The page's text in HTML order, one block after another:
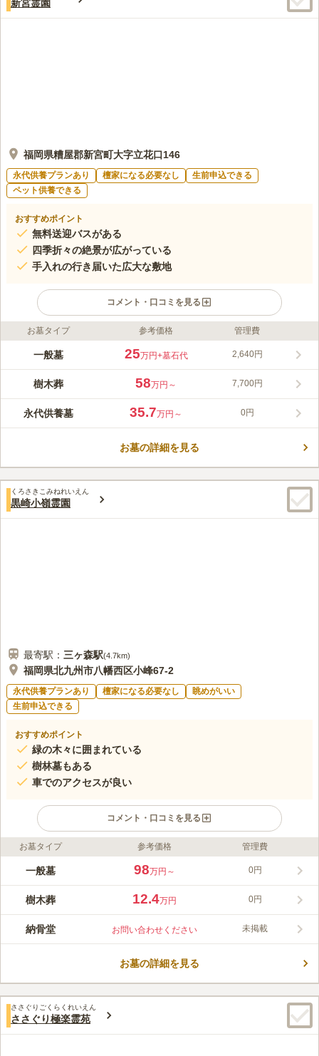
新宮霊園
福岡県糟屋郡新宮町大字立花口146
永代供養プランあり 檀家になる必要なし
生前申込できる
ペット供養できる
おすすめポイント
無料送迎バスがある
四季折々の絶景が広がっている
手入れの行き届いた広大な敷地
コメント・口コミを見る
ライフドット編集部のコメント
新宮霊園は、格調とやすらぎの公園墓地で「永遠のふるさと」と
があります。予算やデザイン・ニーズに合わせて自由に選択でき
るのが嬉しいポイントです。また、墓地使用料＋墓石一式などの
な場所にあるので、お墓から足が遠のいてしまう心配もありませ
ん。
霊園に行く前に、花などは別のところで買いそろえてくるので霊
園の近くにどんな施設があるのかは知る必要もなく知らない。
口コミの続きを読む
お墓タイプ 参考価格 管理費
一般墓 25万円+墓石代 2,640円
樹木葬 58万円～ 7,700円
永代供養墓 35.7万円～ 0円
お墓の詳細を見る
くろさきこみねれいえん
黒崎小嶺霊園
最寄駅： 三ヶ森駅(4.7km)
福岡県北九州市八幡西区小峰67-2
永代供養プランあり 檀家になる必要なし
眺めがいい
生前申込できる
おすすめポイント
緑の木々に囲まれている
樹林墓もある
車でのアクセスが良い
コメント・口コミを見る
ライフドット編集部のコメント
黒崎小嶺霊園は高台にあり、敷地からは市内の風景が見渡せる恵
も降りそそいでいます。敷地内はバリアフリーになっていて、通
路は石畳やカラーコンクリート仕上げです。自由なデザインの墓
れのニーズに応えてくれます。
公園管理事務所で、お盆や彼岸には花が販売されている。しかし
お供え物などは売られていないような気がする。霊園近くにホームセンタ
ーや食事ができるお店はない。
お墓タイプ 参考価格 管理費
一般墓 98万円～ 0円
樹木葬 12.4万円 0円
納骨堂 お問い合わせください 未掲載
お墓の詳細を見る
ささぐりごくらくれいえん
ささぐり極楽霊苑